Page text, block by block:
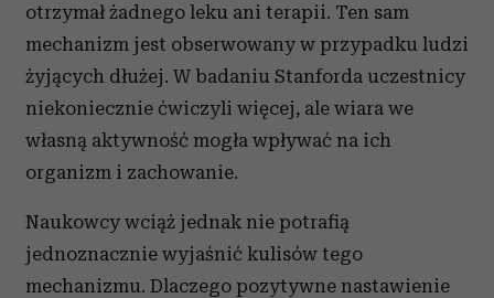
otrzymał żadnego leku ani terapii. Ten sam
mechanizm jest obserwowany w przypadku ludzi
żyjących dłużej. W badaniu Stanforda uczestnicy
niekoniecznie ćwiczyli więcej, ale wiara we
własną aktywność mogła wpływać na ich
organizm i zachowanie.
Naukowcy wciąż jednak nie potrafią
jednoznacznie wyjaśnić kulisów tego
mechanizmu. Dlaczego pozytywne nastawienie